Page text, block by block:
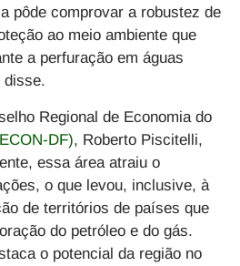
pôde comprovar a robustez de
ao meio ambiente que
a perfuração em águas
disse.
Regional de Economia do
DF), Roberto Piscitelli,
essa área atraiu o
o que levou, inclusive, à
de territórios de países que
do petróleo e do gás.
o potencial da região no